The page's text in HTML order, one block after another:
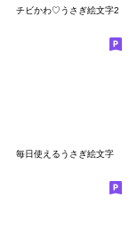
チビかわ♡うさぎ絵文字2
毎日使えるうさぎ絵文字